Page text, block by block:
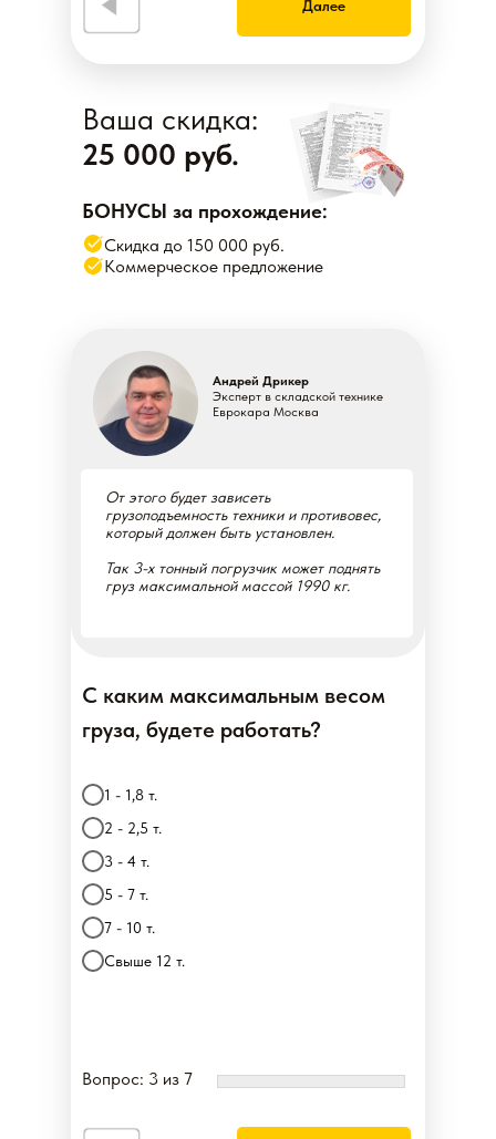
Далее
Ваша скидка:
25 000 руб.
Скидка до 150 000 руб.
Коммерческое предложение
БОНУСЫ за прохождение:
1 - 1,8 т.
2 - 2,5 т.
3 - 4 т.
5 - 7 т.
7 - 10 т.
Свыше 12 т.
С каким максимальным весом
груза, будете работать?
Андрей Дрикер
Эксперт в складской технике
Еврокара Москва
От этого будет зависеть
грузоподъемность техники и противовес,
который должен быть установлен.
Так 3-х тонный погрузчик может поднять
груз максимальной массой 1990 кг.
Вопрос: 3 из 7